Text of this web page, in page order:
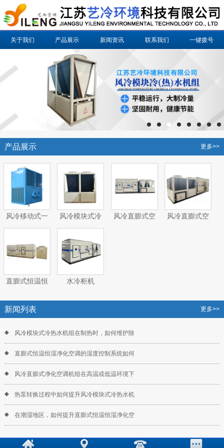
关于我们 产品展示 新闻资讯 联系我们 一键拨号
产品展示 更多>>
风冷移动式一
体空调机组
风冷模块式冷
（热）水空调
机组
风冷直膨式空
风冷直膨式空
直膨式恒温恒
组
水冷柜机
新闻列表 更多>>
风冷模块式冷热水机组在制热时，如何维护除
直膨式恒温恒湿净化空调的湿度控制系统如何
风冷直膨式净化空调机组在高温或低温环境下
热泵转换过程中如何提升风冷模块式冷热水机
在潮湿地区，如何提升直膨式恒温恒湿净化空